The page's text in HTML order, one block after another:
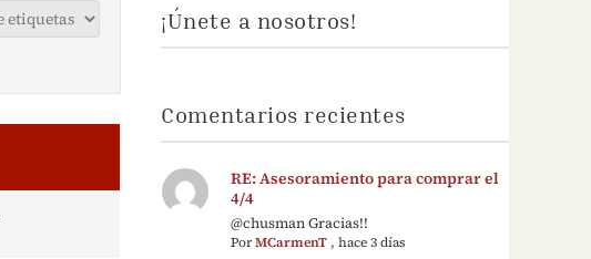
¡Únete a nosotros!
Comentarios recientes
RE: Asesoramiento para comprar el
4/4
@chusman Gracias!!
PorMCarmenT ,hace 3 días